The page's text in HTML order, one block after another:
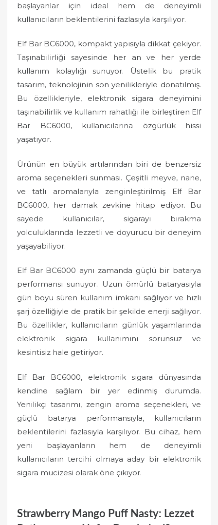
başlayanlar için ideal hem de deneyimli
kullanıcıların beklentilerini fazlasıyla karşılıyor.
Elf Bar BC6000, kompakt yapısıyla dikkat çekiyor.
Taşınabilirliği sayesinde her an ve her yerde
kullanım kolaylığı sunuyor. Üstelik bu pratik
tasarım, teknolojinin son yenilikleriyle donatılmış.
Bu özellikleriyle, elektronik sigara deneyimini
taşınabilirlik ve kullanım rahatlığı ile birleştiren Elf
Bar BC6000, kullanıcılarına özgürlük hissi
yaşatıyor.
Ürünün en büyük artılarından biri de benzersiz
aroma seçenekleri sunması. Çeşitli meyve, nane,
ve tatlı aromalarıyla zenginleştirilmiş Elf Bar
BC6000, her damak zevkine hitap ediyor. Bu
sayede kullanıcılar, sigarayı bırakma
yolculuklarında lezzetli ve doyurucu bir deneyim
yaşayabiliyor.
Elf Bar BC6000 aynı zamanda güçlü bir batarya
performansı sunuyor. Uzun ömürlü bataryasıyla
gün boyu süren kullanım imkanı sağlıyor ve hızlı
şarj özelliğiyle de pratik bir şekilde enerji sağlıyor.
Bu özellikler, kullanıcıların günlük yaşamlarında
elektronik sigara kullanımını sorunsuz ve
kesintisiz hale getiriyor.
Elf Bar BC6000, elektronik sigara dünyasında
kendine sağlam bir yer edinmiş durumda.
Yenilikçi tasarımı, zengin aroma seçenekleri, ve
güçlü batarya performansıyla, kullanıcıların
beklentilerini fazlasıyla karşılıyor. Bu cihaz, hem
yeni başlayanların hem de deneyimli
kullanıcıların tercihi olmaya aday bir elektronik
sigara mucizesi olarak öne çıkıyor.
Strawberry Mango Puff Nasty: Lezzet